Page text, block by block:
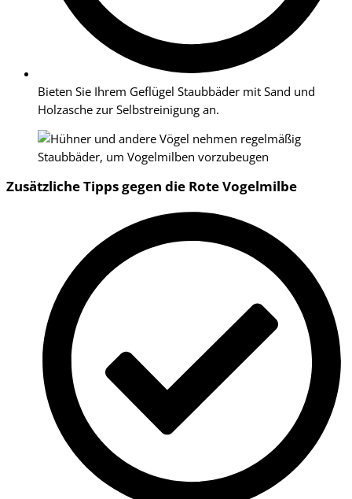
Bieten Sie Ihrem Geflügel Staubbäder mit Sand und
Holzasche zur Selbstreinigung an.
Zusätzliche Tipps gegen die Rote Vogelmilbe